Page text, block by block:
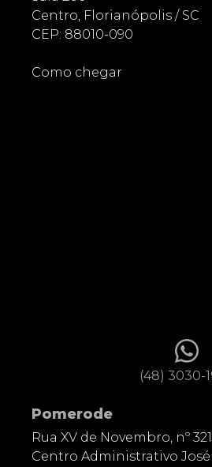
Centro, Florianópolis / SC
CEP: 88010-090
Como chegar
(48) 3030-
Pomerode
Rua XV de Novembro, nº
Centro Administrativo